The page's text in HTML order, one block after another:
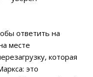
ответить на
месте
которая
это